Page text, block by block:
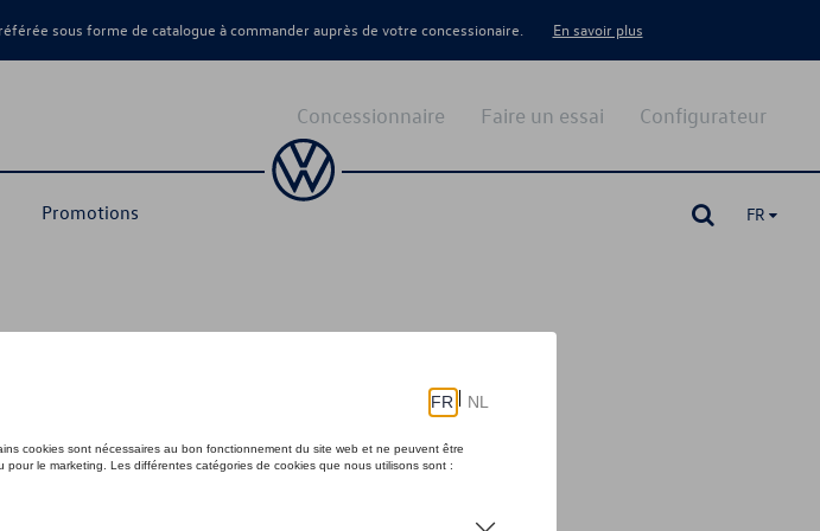
sous forme de catalogue à commander auprès de votre concessionaire. En savoir plus
Promotions
Configurateur
Faire un essai
Concessionnaire
FR